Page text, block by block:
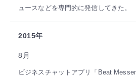
ュースなどを専門的に発信してきた。
2015年
8月
ビジネスチャットアプリ「Beat